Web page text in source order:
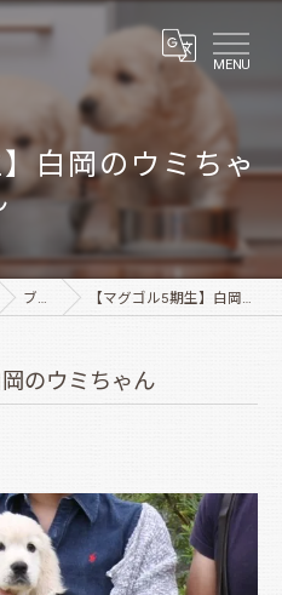
MENU
白岡のウミちゃ
ブログ 【マグゴル5期生】白岡のウミちゃん
岡のウミちゃん